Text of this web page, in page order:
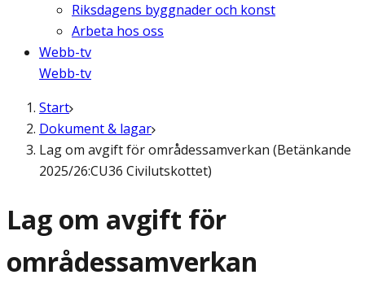
Riksdagens byggnader och konst
Arbeta hos oss
Webb-tv
Webb-tv
Start
Dokument & lagar
Lag om avgift för områdessamverkan (Betänkande
2025/26:CU36 Civilutskottet)
Lag om avgift för
områdessamverkan